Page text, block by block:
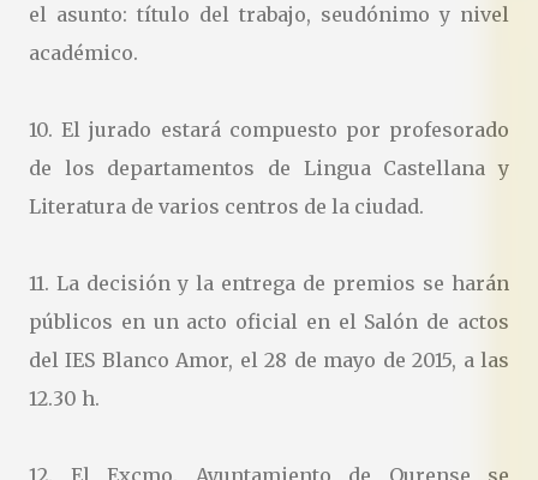
el asunto: título del trabajo, seudónimo y nivel
académico.
10. El jurado estará compuesto por profesorado
de los departamentos de Lingua Castellana y
Literatura de varios centros de la ciudad.
11. La decisión y la entrega de premios se harán
públicos en un acto oficial en el Salón de actos
del IES Blanco Amor, el 28 de mayo de 2015, a las
12.30 h.
12. El Excmo. Ayuntamiento de Ourense se